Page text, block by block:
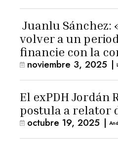
Juanlu Sánchez:
volver a un
financie con la
los lectores»
noviembre 3, 2025 |
El exPDH Jordán
postula a relator
octubre 19, 2025 |